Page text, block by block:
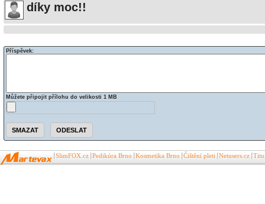
díky moc!!
Příspěvek:
Můžete připojit přílohu do velikosti 1 MB
SlimFOX.cz Pedikúra Brno Kosmetika Brno Čištění pleti Netusers.cz